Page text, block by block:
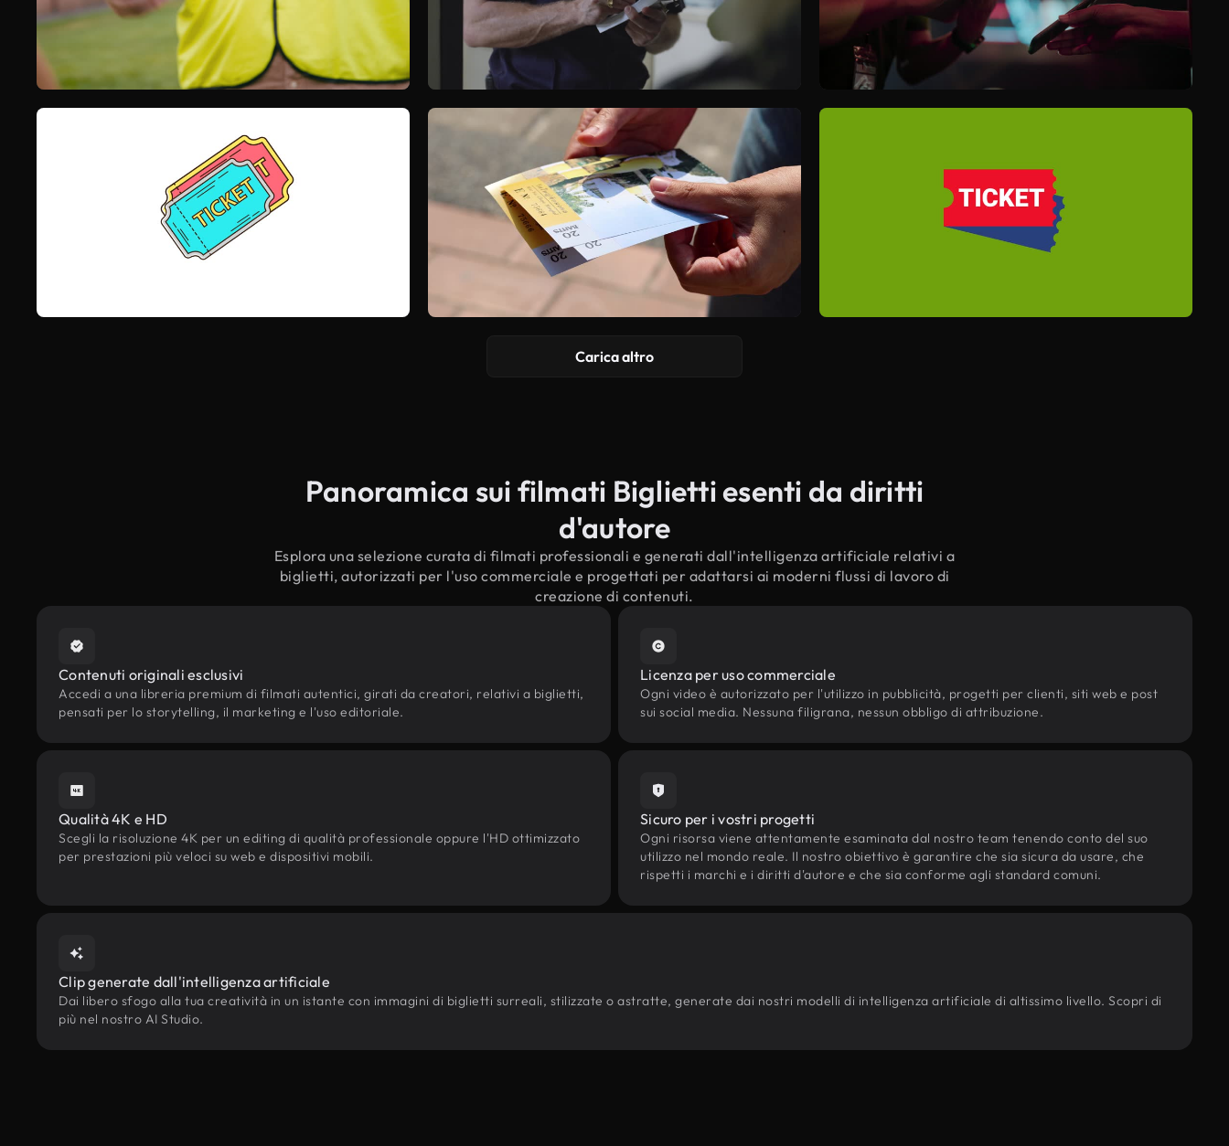
Carica altro
Panoramica sui filmati Biglietti esenti da diritti
d'autore
Esplora una selezione curata di filmati professionali e generati dall'intelligenza artificiale relativi a
biglietti, autorizzati per l'uso commerciale e progettati per adattarsi ai moderni flussi di lavoro di
creazione di contenuti.
Contenuti originali esclusivi
Accedi a una libreria premium di filmati autentici, girati da creatori, relativi a biglietti,
pensati per lo storytelling, il marketing e l'uso editoriale.
Licenza per uso commerciale
Ogni video è autorizzato per l'utilizzo in pubblicità, progetti per clienti, siti web e post
sui social media. Nessuna filigrana, nessun obbligo di attribuzione.
Qualità 4K e HD
Scegli la risoluzione 4K per un editing di qualità professionale oppure l'HD ottimizzato
per prestazioni più veloci su web e dispositivi mobili.
Sicuro per i vostri progetti
Ogni risorsa viene attentamente esaminata dal nostro team tenendo conto del suo
utilizzo nel mondo reale. Il nostro obiettivo è garantire che sia sicura da usare, che
rispetti i marchi e i diritti d'autore e che sia conforme agli standard comuni.
Clip generate dall'intelligenza artificiale
Dai libero sfogo alla tua creatività in un istante con immagini di biglietti surreali, stilizzate o astratte, generate dai nostri modelli di intelligenza artificiale di altissimo livello. Scopri di
più nel nostro AI Studio.